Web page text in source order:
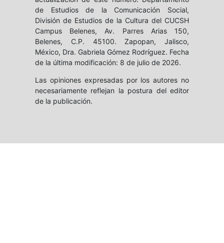
de Estudios de la Comunicación Social,
División de Estudios de la Cultura del CUCSH
Campus Belenes, Av. Parres Arias 150,
Belenes, C.P. 45100. Zapopan, Jalisco,
México, Dra. Gabriela Gómez Rodríguez. Fecha
de la última modificación: 8 de julio de 2026.
Las opiniones expresadas por los autores no
necesariamente reflejan la postura del editor
de la publicación.